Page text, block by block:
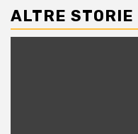
ALTRE STORIE